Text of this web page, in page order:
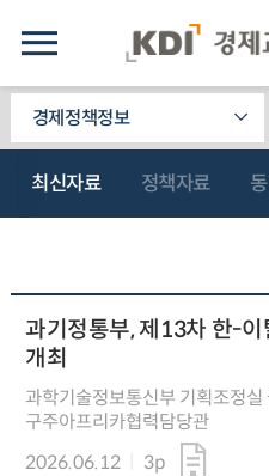
경제정책정보
최신자료 정책자료
과기정통부, 제13차 한-
개최
과학기술정보통신부 기획조정실
구주아프리카협력담당관
2026.06.12
3p